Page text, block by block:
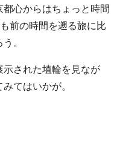
心からはちょっと時間
前の時間を遡る旅に比
。
された埴輪を見なが
てはいかが。